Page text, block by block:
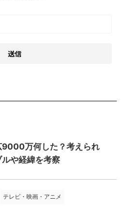
9000万何した？考えられ
や経緯を考察
テレビ・映画・アニメ